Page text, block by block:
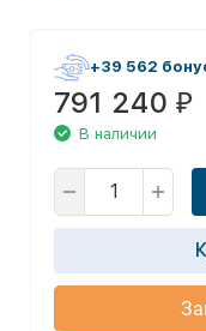
+39 562
791 240 ₽
В наличии